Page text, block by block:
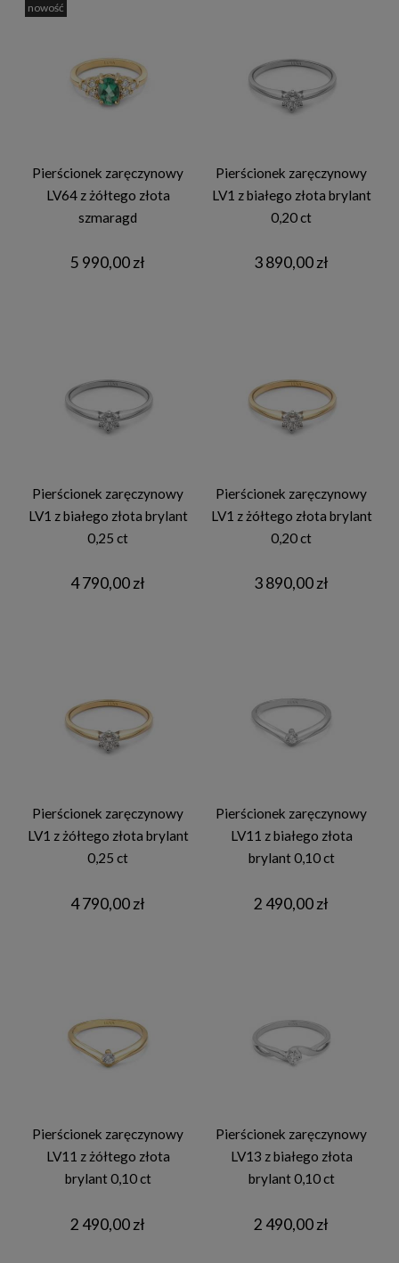
Pierścionek zaręczynowy
LV64 z żółtego złota
szmaragd
5 990,00 zł
nowość
Pierścionek zaręczynowy
LV1 z białego złota brylant
0,20 ct
3 890,00 zł
Pierścionek zaręczynowy
LV1 z białego złota brylant
0,25 ct
4 790,00 zł
Pierścionek zaręczynowy
LV1 z żółtego złota brylant
0,20 ct
3 890,00 zł
Pierścionek zaręczynowy
LV1 z żółtego złota brylant
0,25 ct
4 790,00 zł
Pierścionek zaręczynowy
LV11 z białego złota
brylant 0,10 ct
2 490,00 zł
Pierścionek zaręczynowy
LV11 z żółtego złota
brylant 0,10 ct
2 490,00 zł
Pierścionek zaręczynowy
LV13 z białego złota
brylant 0,10 ct
2 490,00 zł